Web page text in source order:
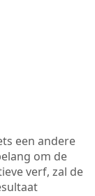
een andere
om de
verf, zal de